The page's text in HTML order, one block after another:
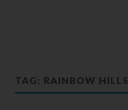
TAG: RAINBOW HILLS